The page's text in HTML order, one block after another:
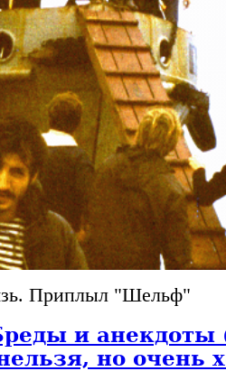
Приплыл "Шельф"
и анекдоты
но очень